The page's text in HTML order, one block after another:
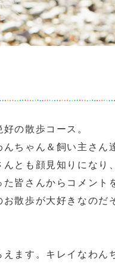
の散歩コース。
ちゃん＆飼い主さん
とも顔見知りになり
皆さんからコメント
散歩が大好きなのだ
ます。キレイなわん